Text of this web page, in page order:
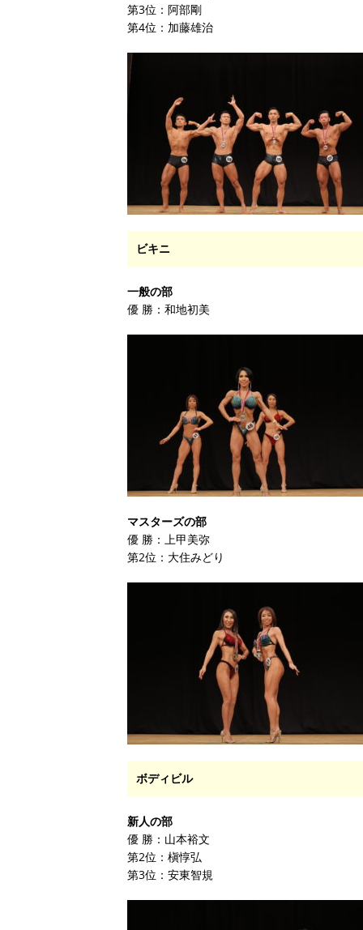
第3位：阿部剛
第4位：加藤雄治
ビキニ
一般の部
優 勝：和地初美
マスターズの部
優 勝：上甲美弥
第2位：大住みどり
ボディビル
新人の部
優 勝：山本裕文
第2位：槇惇弘
第3位：安東智規